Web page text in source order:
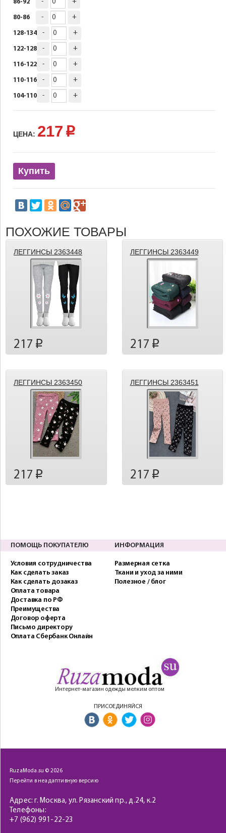
86-92
80-86 - +
128-134 - +
122-128 - +
116-122 - +
110-116 - +
104-110 - +
ЦЕНА: 217 p
Купить
ПОХОЖИЕ ТОВАРЫ
ЛЕГГИНСЫ 2363448
217 p
ЛЕГГИНСЫ 2363449
217 p
ЛЕГГИНСЫ 2363450
217 p
ЛЕГГИНСЫ 2363451
217 p
ПОМОЩЬ ПОКУПАТЕЛЮ
Условия сотрудничества
Как сделать заказ
Как сделать дозаказ
Оплата товара
Доставка по РФ
Преимущества
Договор оферта
Письмо директору
Оплата Сбербанк Онлайн
ИНФОРМАЦИЯ
Размерная сетка
Ткани и уход за ними
Полезное / блог
Интернет-магазин одежды мелким оптом
ПРИСОЕДИНЯЙСЯ
RuzaModa.su © 2026
Перейти в неадаптивную версию
Адрес: г. Москва, ул. Рязанский пр., д.24, к.2
Телефоны:
+7 (962) 991-22-23